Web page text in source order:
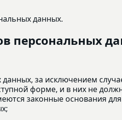
данных.
персональных
за исключением
форме, и в них не
законные основания